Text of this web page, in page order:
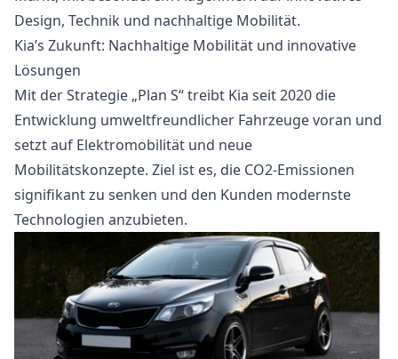
Design, Technik und nachhaltige Mobilität.
Kia’s Zukunft: Nachhaltige Mobilität und innovative
Lösungen
Mit der Strategie „Plan S“ treibt Kia seit 2020 die
Entwicklung umweltfreundlicher Fahrzeuge voran und
setzt auf Elektromobilität und neue
Mobilitätskonzepte. Ziel ist es, die CO2-Emissionen
signifikant zu senken und den Kunden modernste
Technologien anzubieten.